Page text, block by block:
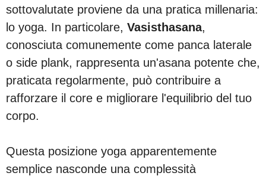
sottovalutate proviene da una pratica millenaria:
lo yoga. In particolare, Vasisthasana,
conosciuta comunemente come panca laterale
o side plank, rappresenta un'asana potente che,
praticata regolarmente, può contribuire a
rafforzare il core e migliorare l'equilibrio del tuo
corpo.
Questa posizione yoga apparentemente
semplice nasconde una complessità